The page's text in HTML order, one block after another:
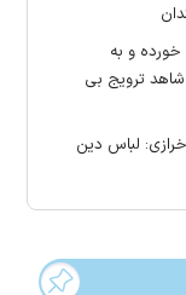
و به
ترویج بی
لباس دین